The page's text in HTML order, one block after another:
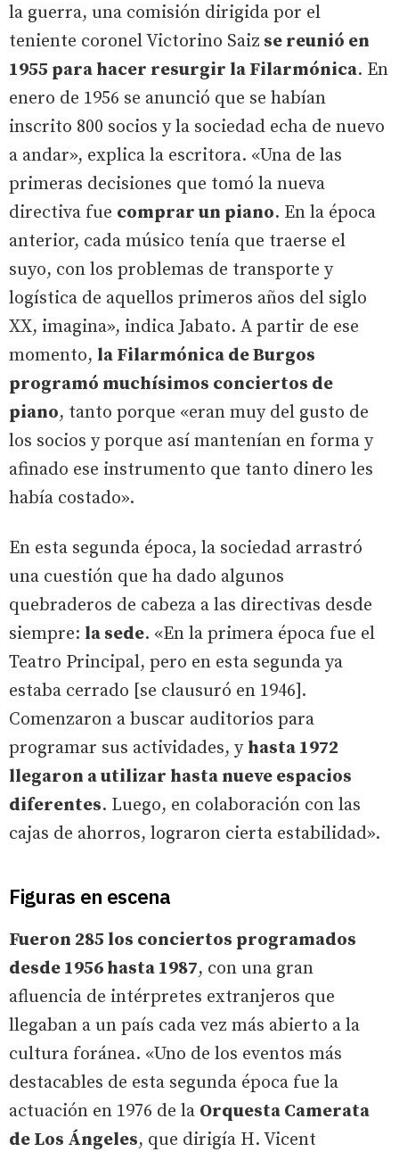
la guerra, una comisión dirigida por el
teniente coronel Victorino Saiz se reunió en
1955 para hacer resurgir la Filarmónica. En
enero de 1956 se anunció que se habían
inscrito 800 socios y la sociedad echa de nuevo
a andar», explica la escritora. «Una de las
primeras decisiones que tomó la nueva
directiva fue comprar un piano. En la época
anterior, cada músico tenía que traerse el
suyo, con los problemas de transporte y
logística de aquellos primeros años del siglo
XX, imagina», indica Jabato. A partir de ese
momento, la Filarmónica de Burgos
programó muchísimos conciertos de
piano, tanto porque «eran muy del gusto de
los socios y porque así mantenían en forma y
afinado ese instrumento que tanto dinero les
había costado».
En esta segunda época, la sociedad arrastró
una cuestión que ha dado algunos
quebraderos de cabeza a las directivas desde
siempre: la sede. «En la primera época fue el
Teatro Principal, pero en esta segunda ya
estaba cerrado [se clausuró en 1946].
Comenzaron a buscar auditorios para
programar sus actividades, y hasta 1972
llegaron a utilizar hasta nueve espacios
diferentes. Luego, en colaboración con las
cajas de ahorros, lograron cierta estabilidad».
Figuras en escena
Fueron 285 los conciertos programados
desde 1956 hasta 1987, con una gran
afluencia de intérpretes extranjeros que
llegaban a un país cada vez más abierto a la
cultura foránea. «Uno de los eventos más
destacables de esta segunda época fue la
actuación en 1976 de la Orquesta Camerata
de Los Ángeles, que dirigía H. Vicent